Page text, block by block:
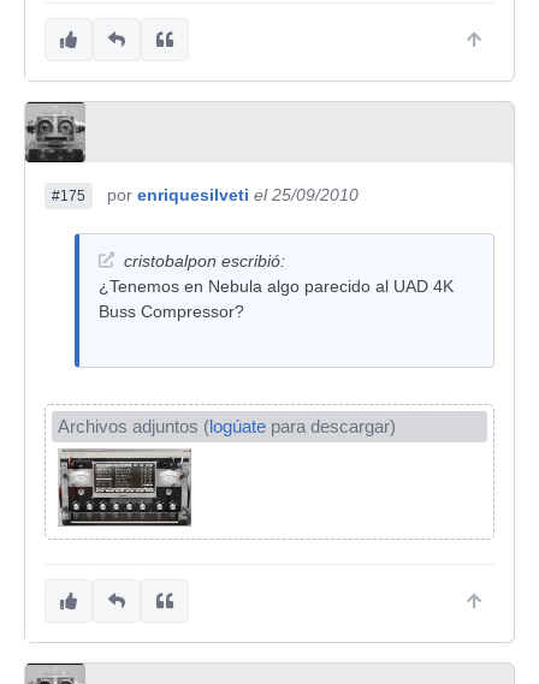
#175 por enriquesilveti el 25/09/2010
cristobalpon escribió:
¿Tenemos en Nebula algo parecido al UAD 4K
Buss Compressor?
Archivos adjuntos (logúate para descargar)